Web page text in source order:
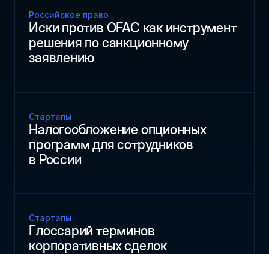
Российское право
Иски против OFAC как инструмент
решения по санкционному
заявлению
Стартапы
Налогообложение опционных
программ для сотрудников
в России
Стартапы
Глоссарий терминов
корпоративных сделок